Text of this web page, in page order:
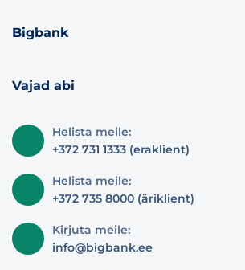
Bigbank
Vajad abi
Helista meile:
+372 731 1333 (eraklient)
Helista meile:
+372 735 8000 (äriklient)
Kirjuta meile:
info@bigbank.ee